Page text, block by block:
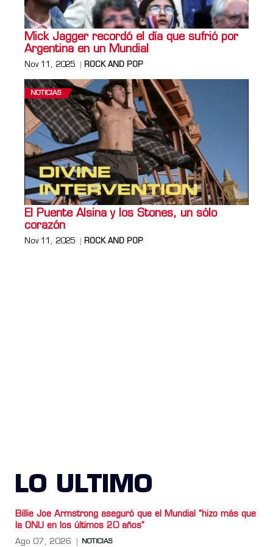
Mick Jagger recordó el día que sufrió por
Argentina en un Mundial
Nov 11, 2025 ROCK AND POP
NOTICIAS
El Puente Alsina y los Stones, un sólo
corazón
Nov 11, 2025 ROCK AND POP
LO ULTIMO
Billie Joe Armstrong aseguró que el Mundial “hizo más que
la ONU en los últimos 20 años”
Ago 07, 2026 NOTICIAS